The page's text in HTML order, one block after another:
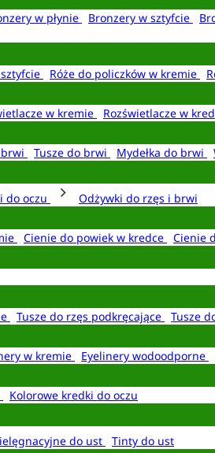
w płynie Bronzery w sztyfcie
Róże do policzków w kremie
w kremie Rozświetlacze w
Tusze do brwi Mydełka do brwi
do oczu
Odżywki do rzęs i brwi
Cienie do powiek w kredce Cienie
Tusze do rzęs podkręcające Tusze
w kremie Eyelinery wodoodporne
Kolorowe kredki do oczu
do ust
Tinty do ust